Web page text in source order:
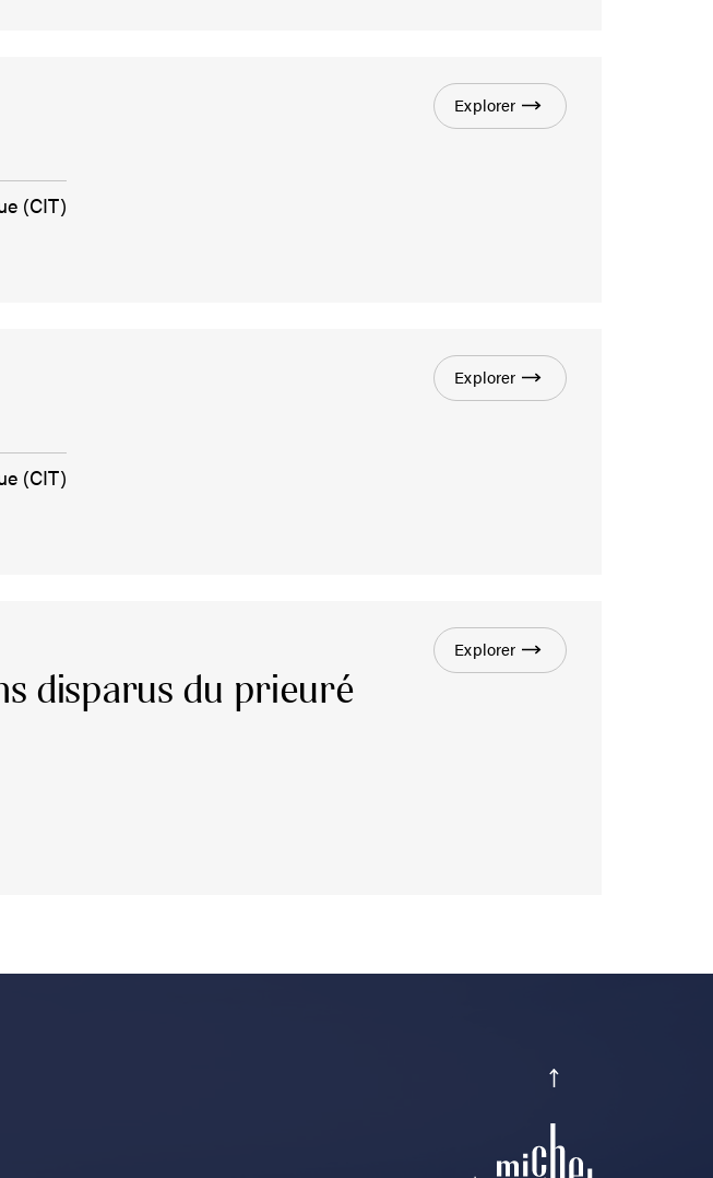
(CIT)
Explorer
(CIT)
Explorer
disparus du prieuré
Explorer